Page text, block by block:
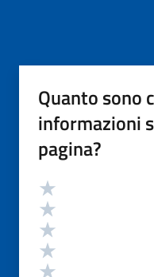
Quanto sono
informazioni
pagina?
Valutazione